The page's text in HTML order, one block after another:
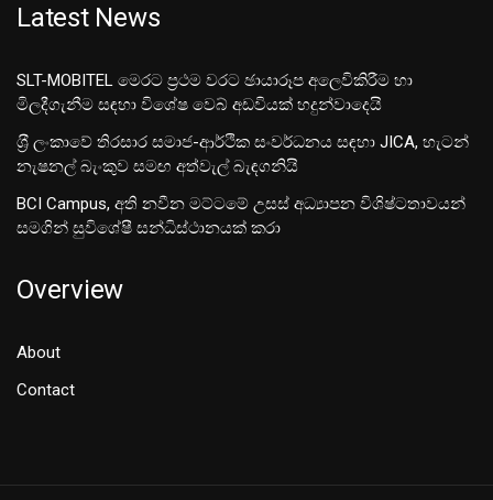
Latest News
SLT-MOBITEL මෙරට ප්‍රථම වරට ඡායාරූප අලෙවිකිරීම හා
මිලදීගැනීම සඳහා විශේෂ වෙබ් අඩවියක් හදුන්වාදෙයි
ශ‍්‍රී ලංකාවේ තිරසාර සමාජ-ආර්ථික සංවර්ධනය සඳහා JICA, හැටන්
නැෂනල් බැංකුව සමඟ අත්වැල් බැඳගනියි
BCI Campus, අති නවීන මට්ටමේ උසස් අධ්‍යාපන විශිෂ්ටතාවයන්
සමගින් සුවිශේෂී සන්ධිස්ථානයක් කරා
Overview
About
Contact